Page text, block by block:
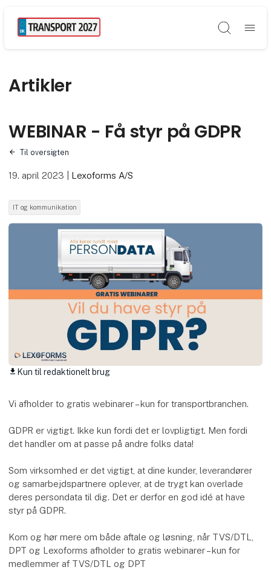
Søg
Artikler
WEBINAR - Få styr på GDPR
Til oversigten
19. april 2023 Lexoforms A/S
IT og kommunikation
download Kun til redaktionelt brug
Vi afholder to gratis webinarer – kun for transportbranchen.
GDPR er vigtigt. Ikke kun fordi det er lovpligtigt. Men fordi
det handler om at passe på andre folks data!
Som virksomhed er det vigtigt, at dine kunder, leverandører
og samarbejdspartnere oplever, at de trygt kan overlade
deres persondata til dig. Det er derfor en god idé at have
styr på GDPR.
Kom og hør mere om både aftale og løsning, når TVS/DTL,
DPT og Lexoforms afholder to gratis webinarer – kun for
medlemmer af TVS/DTL og DPT